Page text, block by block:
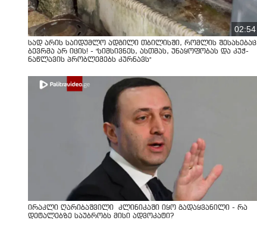
02:54
სად არის საიდუმლო ადგილი თბილისში, რომლის შესახებაც
ბევრმა არ იცის! - "სიმსივნეს, ასთმას, უნაყოფობას და კუჭ-
ნაწლავის პრობლემებს კურნავს"
ირაკლი ღარიბაშვილი კლინიკაში იყო გადაყვანილი - რა
დეტალებზე საუბრობს მისი ადვოკატი?